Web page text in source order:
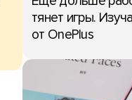
тянет игры.
от OnePlus